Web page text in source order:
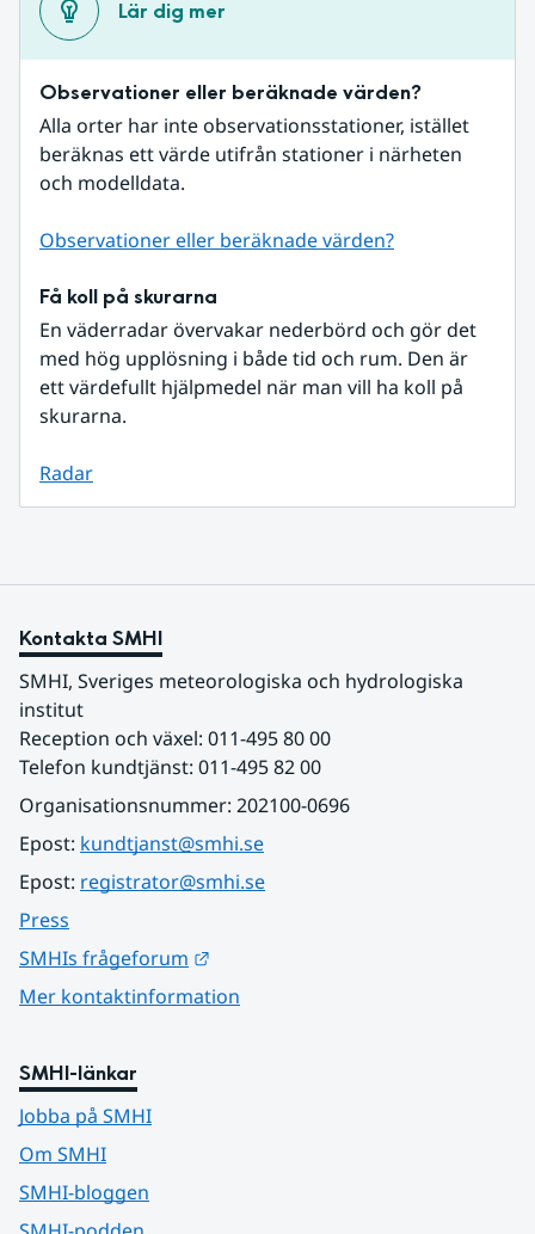
Lär dig mer
Observationer eller beräknade värden?
Alla orter har inte observationsstationer, istället
beräknas ett värde utifrån stationer i närheten
och modelldata.
Observationer eller beräknade värden?
Få koll på skurarna
En väderradar övervakar nederbörd och gör det
med hög upplösning i både tid och rum. Den är
ett värdefullt hjälpmedel när man vill ha koll på
skurarna.
Radar
Kontakta SMHI
SMHI, Sveriges meteorologiska och hydrologiska
institut
Reception och växel: 011-495 80 00
Telefon kundtjänst: 011-495 82 00
Organisationsnummer: 202100-0696
Epost: kundtjanst@smhi.se
Epost: registrator@smhi.se
Press
SMHIs frågeforum
Mer kontaktinformation
SMHI-länkar
Jobba på SMHI
Om SMHI
SMHI-bloggen